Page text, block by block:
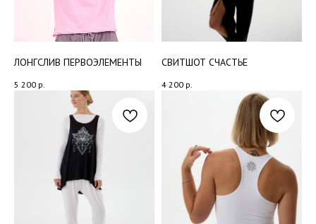
ЛОНГСЛИВ ПЕРВОЭЛЕМЕНТЫ
5 200 р.
СВИТШОТ СЧАСТЬЕ
4 200 р.